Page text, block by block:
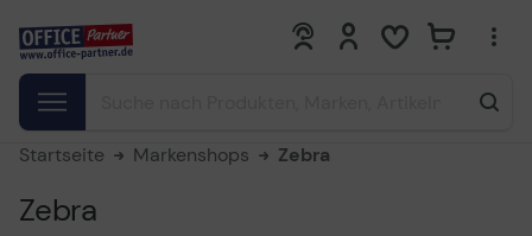
0 0
Startseite Markenshops Zebra
Zebra